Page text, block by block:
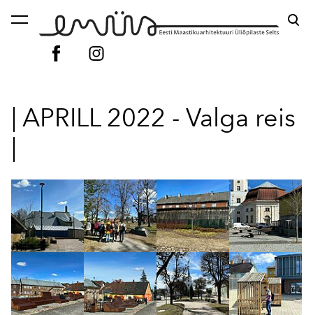
lisati ostukorvi. Vaata ostukorvi
| APRILL 2022 - Valga reis